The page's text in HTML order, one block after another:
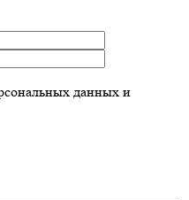
данных и